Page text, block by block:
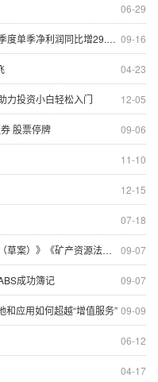
06-29
09-16
季净利润同比增29.82%
04-23
12-05
力投资小白轻松入门
09-06
股票停牌
11-10
12-15
07-18
09-07
》 目前都已经提请全国人大常委会审议
09-07
成功簿记
09-09
应用如何超越“增值服务”
06-12
04-17